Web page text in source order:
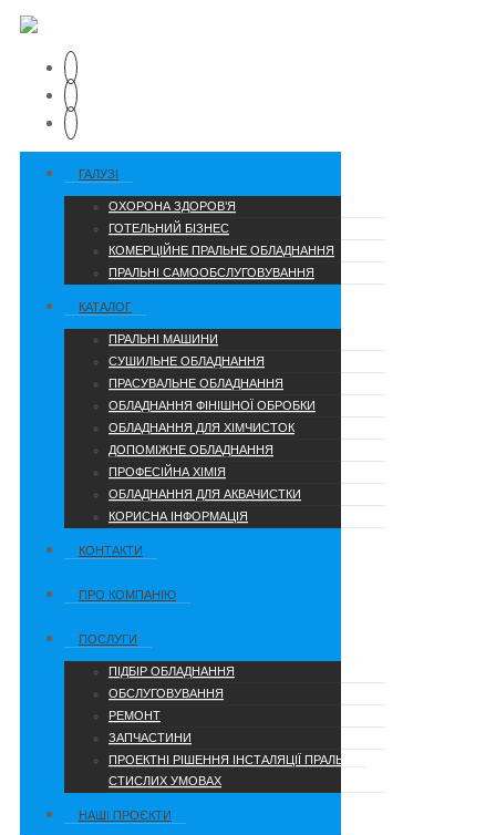
ГАЛУЗІ
ОХОРОНА ЗДОРОВ’Я
ГОТЕЛЬНИЙ БІЗНЕС
КОМЕРЦІЙНЕ ПРАЛЬНЕ ОБЛАДНАННЯ
ПРАЛЬНІ САМООБСЛУГОВУВАННЯ
КАТАЛОГ
ПРАЛЬНІ МАШИНИ
СУШИЛЬНЕ ОБЛАДНАННЯ
ПРАСУВАЛЬНЕ ОБЛАДНАННЯ
ОБЛАДНАННЯ ФІНІШНОЇ ОБРОБКИ
ОБЛАДНАННЯ ДЛЯ ХІМЧИСТОК
ДОПОМІЖНЕ ОБЛАДНАННЯ
ПРОФЕСІЙНА ХІМІЯ
ОБЛАДНАННЯ ДЛЯ АКВАЧИСТКИ
КОРИСНА ІНФОРМАЦІЯ
КОНТАКТИ
ПРО КОМПАНІЮ
ПОСЛУГИ
ПІДБІР ОБЛАДНАННЯ
ОБСЛУГОВУВАННЯ
РЕМОНТ
ЗАПЧАСТИНИ
ПРОЕКТНІ РІШЕННЯ ІНСТАЛЯЦІЇ ПРАЛЬНІ В
СТИСЛИХ УМОВАХ
НАШІ ПРОЄКТИ